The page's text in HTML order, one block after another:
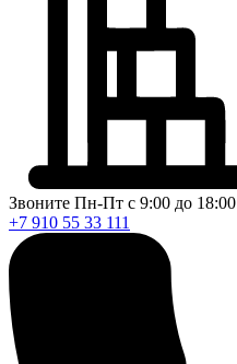
Звоните Пн-Пт с 9:00 до 18:00
+7 910 55 33 111